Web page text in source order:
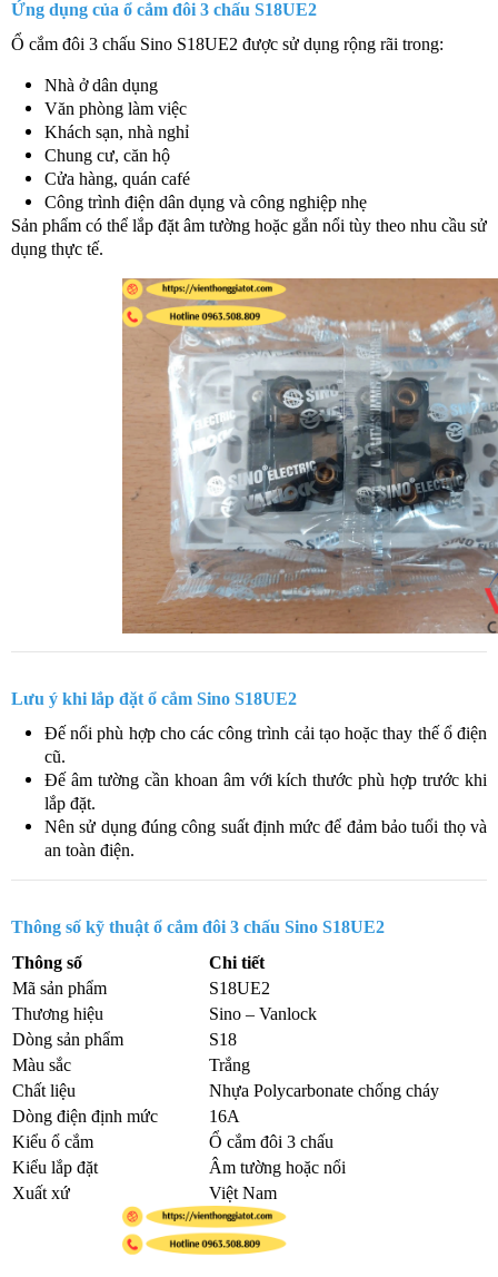
Ứng dụng của ổ cắm đôi 3 chấu S18UE2
Ổ cắm đôi 3 chấu Sino S18UE2 được sử dụng rộng rãi trong:
Nhà ở dân dụng
Văn phòng làm việc
Khách sạn, nhà nghỉ
Chung cư, căn hộ
Cửa hàng, quán café
Công trình điện dân dụng và công nghiệp nhẹ
Sản phẩm có thể lắp đặt âm tường hoặc gắn nổi tùy theo nhu cầu sử
dụng thực tế.
Lưu ý khi lắp đặt ổ cắm Sino S18UE2
Đế nổi phù hợp cho các công trình cải tạo hoặc thay thế ổ điện
cũ.
Đế âm tường cần khoan âm với kích thước phù hợp trước khi
lắp đặt.
Nên sử dụng đúng công suất định mức để đảm bảo tuổi thọ và
an toàn điện.
Thông số kỹ thuật ổ cắm đôi 3 chấu Sino S18UE2
Thông số
Chi tiết
Mã sản phẩm
S18UE2
Thương hiệu
Sino – Vanlock
Dòng sản phẩm
S18
Màu sắc
Trắng
Chất liệu
Nhựa Polycarbonate chống cháy
Dòng điện định mức
16A
Kiểu ổ cắm
Ổ cắm đôi 3 chấu
Kiểu lắp đặt
Âm tường hoặc nổi
Xuất xứ
Việt Nam